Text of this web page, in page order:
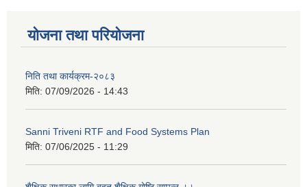
योजना तथा परियोजना
निति तथा कार्यक्रम-२०८३
मिति: 07/09/2026 - 14:43
Sanni Triveni RTF and Food Systems Plan
मिति: 07/06/2025 - 11:29